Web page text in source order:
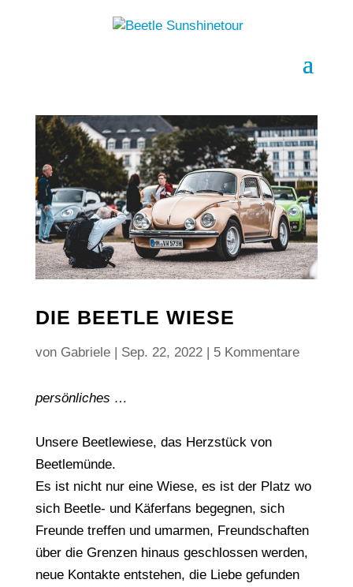
DIE BEETLE WIESE
von Gabriele| Sep. 22, 2022| 5 Kommentare
persönliches …
Unsere Beetlewiese, das Herzstück von
Beetlemünde.
Es ist nicht nur eine Wiese, es ist der Platz wo
sich Beetle- und Käferfans begegnen, sich
Freunde treffen und umarmen, Freundschaften
über die Grenzen hinaus geschlossen werden,
neue Kontakte entstehen, die Liebe gefunden